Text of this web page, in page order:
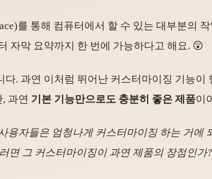
를 통해 컴퓨터에서 할 수 있는 대부분의
자막 요약까지 한 번에 가능하다고 해요. 😲
. 과연 이처럼 뛰어난 커스터마이징 기능
과연 기본 기능만으로도 충분히 좋은 제품이
용자들은 엄청나게 커스터마이징 하는 거
면 그 커스터마이징이 과연 제품의 장점인가